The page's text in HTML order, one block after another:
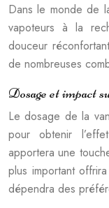
Dans le monde de
vapoteurs à la
douceur
de nombreuses
Dosage et impact
Le dosage de la
pour obtenir
apportera une
plus important
dépendra des